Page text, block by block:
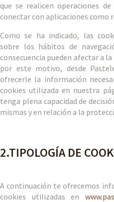
que se realicen operaciones
conectar con aplicaciones como
Como se ha indicado, las
sobre los hábitos de
consecuencia pueden afectar a
por este motivo, desde
ofrecerle la información
cookies utilizada en nuestra
tenga plena capacidad de
mismas y en relación a la
2.TIPOLOGÍA DE
A continuación te ofrecemos
cookies utilizadas en